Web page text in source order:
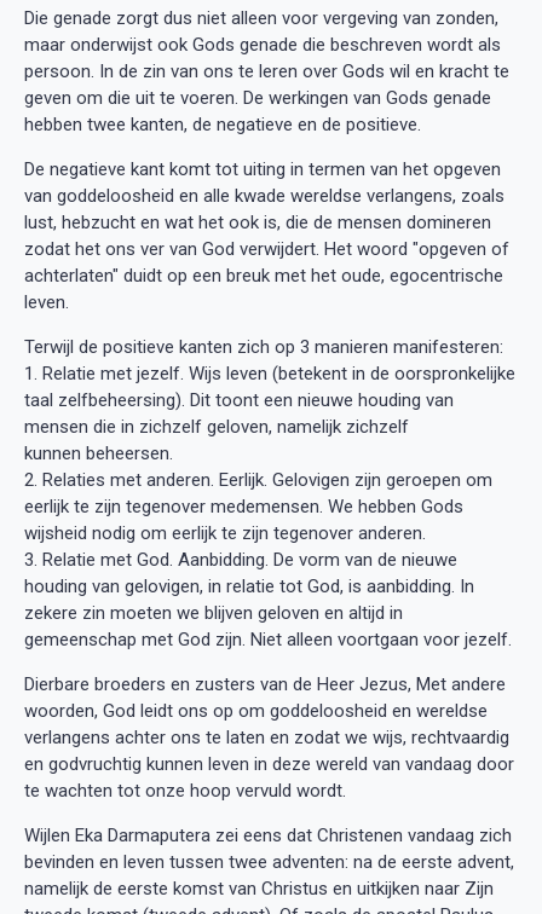
Die genade zorgt dus niet alleen voor vergeving van zonden,
maar onderwijst ook Gods genade die beschreven wordt als
persoon. In de zin van ons te leren over Gods wil en kracht te
geven om die uit te voeren. De werkingen van Gods genade
hebben twee kanten, de negatieve en de positieve.
De negatieve kant komt tot uiting in termen van het opgeven
van goddeloosheid en alle kwade wereldse verlangens, zoals
lust, hebzucht en wat het ook is, die de mensen domineren
zodat het ons ver van God verwijdert. Het woord "opgeven of
achterlaten" duidt op een breuk met het oude, egocentrische
leven.
Terwijl de positieve kanten zich op 3 manieren manifesteren:
1. Relatie met jezelf. Wijs leven (betekent in de oorspronkelijke
taal zelfbeheersing). Dit toont een nieuwe houding van
mensen die in zichzelf geloven, namelijk zichzelf
kunnen beheersen.
2. Relaties met anderen. Eerlijk. Gelovigen zijn geroepen om
eerlijk te zijn tegenover medemensen. We hebben Gods
wijsheid nodig om eerlijk te zijn tegenover anderen.
3. Relatie met God. Aanbidding. De vorm van de nieuwe
houding van gelovigen, in relatie tot God, is aanbidding. In
zekere zin moeten we blijven geloven en altijd in
gemeenschap met God zijn. Niet alleen voortgaan voor jezelf.
Dierbare broeders en zusters van de Heer Jezus, Met andere
woorden, God leidt ons op om goddeloosheid en wereldse
verlangens achter ons te laten en zodat we wijs, rechtvaardig
en godvruchtig kunnen leven in deze wereld van vandaag door
te wachten tot onze hoop vervuld wordt.
Wijlen Eka Darmaputera zei eens dat Christenen vandaag zich
bevinden en leven tussen twee adventen: na de eerste advent,
namelijk de eerste komst van Christus en uitkijken naar Zijn